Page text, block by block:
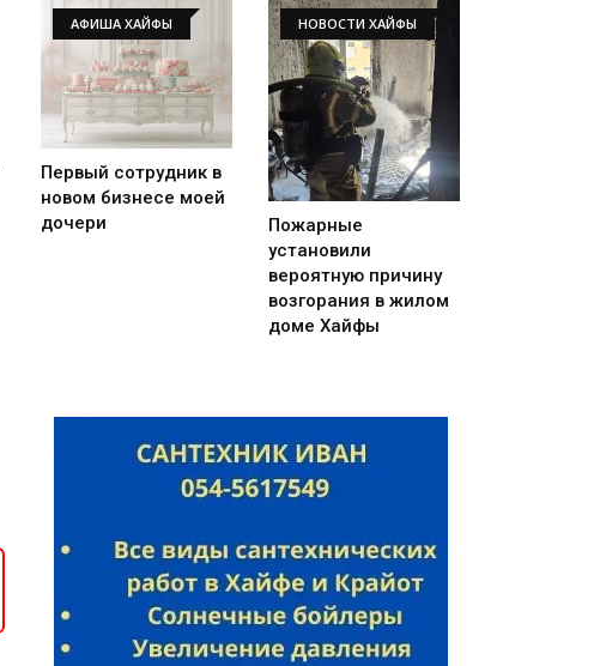
АФИША ХАЙФЫ
Первый сотрудник в
новом бизнесе моей
дочери
НОВОСТИ ХАЙФЫ
Пожарные
установили
вероятную причину
возгорания в жилом
доме Хайфы